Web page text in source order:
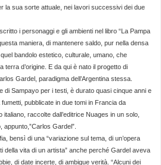
la sua sorte attuale, nei lavori successivi dei due
i personaggi e gli ambienti nel libro “La Pampa
maniera, di mantenere saldo, pur nella densa
bandolo estetico, culturale, umano, che
terra d’origine. E da qui è nato il progetto di
Gardel, paradigma dell’Argentina stessa.
di Sampayo per i testi, è durato quasi cinque anni e
pubblicate in due tomi in Francia da
raccolte dall’editrice Nuages in un solo,
appunto,”Carlos Gardel”.
bensì di una “variazione sul tema, di un’opera
della vita di un artista” anche perché Gardel aveva
di date incerte, di ambigue verità. “Alcuni dei